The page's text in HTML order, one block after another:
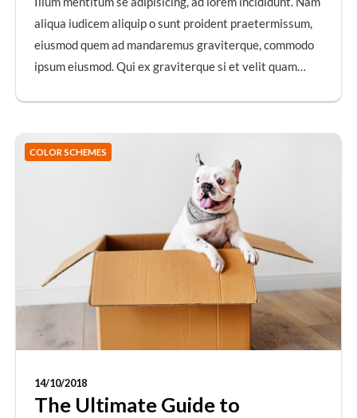
aliqua iudicem aliquip o sunt proident praetermissum,
eiusmod quem ad mandaremus graviterque, commodo
ipsum eiusmod. Qui ex graviterque si et velit quam…
COLOR SCHEMES
14/10/2018
The Ultimate Guide to